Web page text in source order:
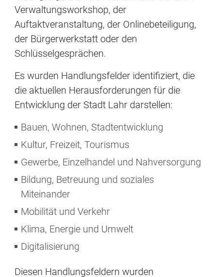
Verwaltungsworkshop, der
Auftaktveranstaltung, der Onlinebeteiligung,
der Bürgerwerkstatt oder den
Schlüsselgesprächen.
Es wurden Handlungsfelder identifiziert, die
die aktuellen Herausforderungen für die
Entwicklung der Stadt Lahr darstellen:
Bauen, Wohnen, Stadtentwicklung
Kultur, Freizeit, Tourismus
Gewerbe, Einzelhandel und Nahversorgung
Bildung, Betreuung und soziales
Miteinander
Mobilität und Verkehr
Klima, Energie und Umwelt
Digitalisierung
Diesen Handlungsfeldern wurden